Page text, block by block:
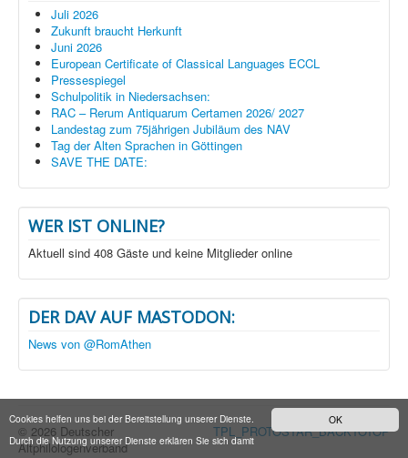
OK
Cookies helfen uns bei der Bereitstellung unserer Dienste.
Durch die Nutzung unserer Dienste erklären Sie sich damit
Juli 2026
Zukunft braucht Herkunft
Juni 2026
European Certificate of Classical Languages ECCL
Pressespiegel
Schulpolitik in Niedersachsen:
RAC – Rerum Antiquarum Certamen 2026/ 2027
Landestag zum 75jährigen Jubiläum des NAV
Tag der Alten Sprachen in Göttingen
SAVE THE DATE:
WER IST ONLINE?
Aktuell sind 408 Gäste und keine Mitglieder online
DER DAV AUF MASTODON:
News von @RomAthen
TPL_PROTOSTAR_BACKTOTOP
© 2026 Deutscher
Altphilologenverband